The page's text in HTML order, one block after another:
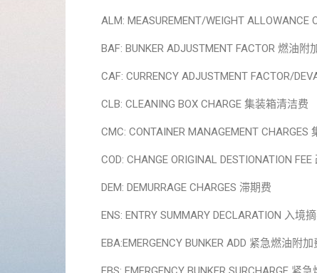
ALM: MEASUREMENT/WEIGHT ALLOWANCE
BAF: BUNKER ADJUSTMENT FACTOR 燃油附
CAF: CURRENCY ADJUSTMENT FACTOR/
CLB: CLEANING BOX CHARGE 集装箱清洁费
CMC: CONTAINER MANAGEMENT CHARGES
COD: CHANGE ORIGINAL DESTIONATION
DEM: DEMURRAGE CHARGES 滞期费
ENS: ENTRY SUMMARY DECLARATION 入境
EBA:EMERGENCY BUNKER ADD 紧急燃油